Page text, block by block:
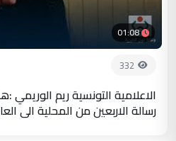
01:08
332
الاعلامية التونسية ريم
رسالة الاربعين من المحلية الى